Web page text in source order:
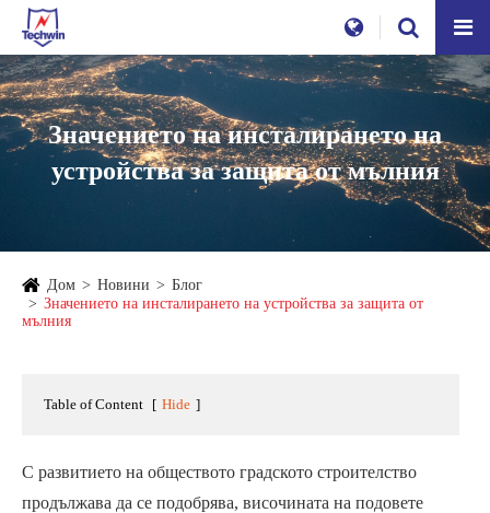
Значението на инсталирането на
устройства за защита от мълния
Дом Новини
Блог
Значението на инсталирането на устройства за защита от
мълния
Table of Content [ Hide ]
С развитието на обществото градското строителство
продължава да се подобрява, височината на подовете